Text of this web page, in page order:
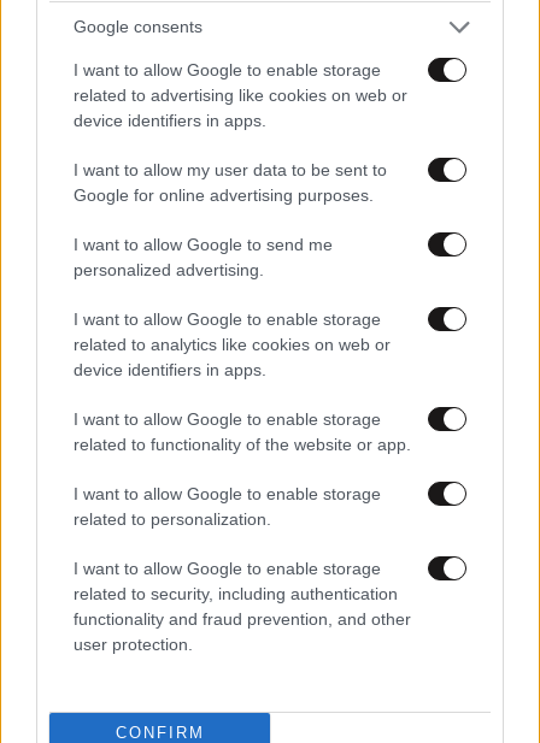
Google consents
I want to allow Google to enable storage
related to advertising like cookies on web or
device identifiers in apps.
I want to allow my user data to be sent to
Google for online advertising purposes.
I want to allow Google to send me
personalized advertising.
I want to allow Google to enable storage
related to analytics like cookies on web or
device identifiers in apps.
I want to allow Google to enable storage
related to functionality of the website or app.
I want to allow Google to enable storage
related to personalization.
I want to allow Google to enable storage
related to security, including authentication
functionality and fraud prevention, and other
user protection.
CONFIRM
εβδομάδα στη συγκλονιστική αστυνομική σειρά
«The Quiz with Balls»: Η ανακοίνωση του ΣΚΑΪ
Τσιμιτσέλη